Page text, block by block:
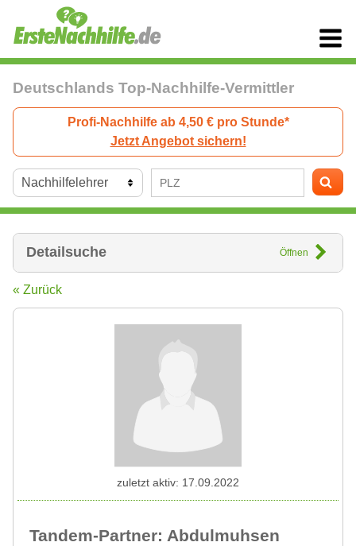
Deutschlands Top-Nachhilfe-Vermittler
Profi-Nachhilfe ab 4,50 € pro Stunde*
Jetzt Angebot sichern!
Detailsuche Öffnen
« Zurück
Tandem-Partner: Abdulmuhsen
zuletzt aktiv: 17.09.2022